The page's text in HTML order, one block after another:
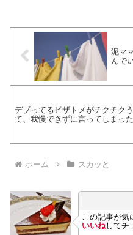
泥マ
んで
デブってるピザトメがチクチクう
て、我慢できずに言ってしまった
ホーム スカッと
この記事が気
いいねしてチ